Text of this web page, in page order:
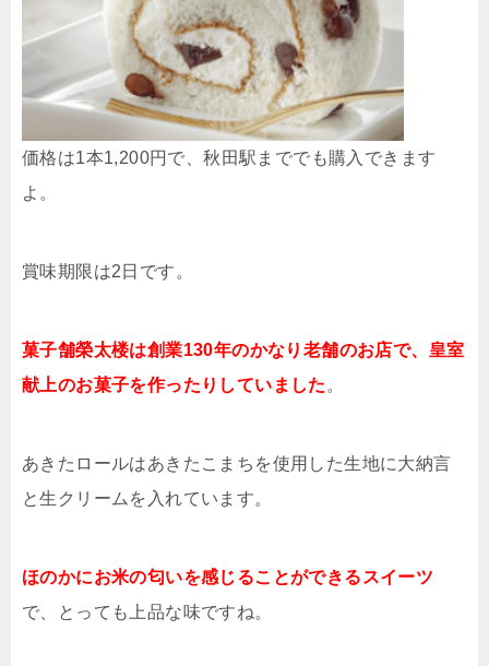
価格は1本1,200円で、秋田駅まででも購入できます
よ。
賞味期限は2日です。
菓子舗榮太楼は創業130年のかなり老舗のお店で、皇室
献上のお菓子を作ったりしていました 。
あきたロールはあきたこまちを使用した生地に大納言
と生クリームを入れています。
ほのかにお米の匂いを感じることができるスイーツ
で、とっても上品な味ですね。